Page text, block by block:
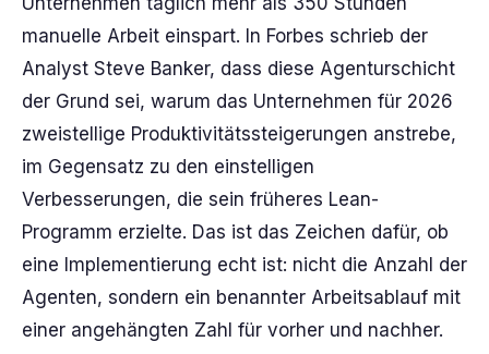
manuelle Arbeit einspart. In Forbes schrieb der
Analyst Steve Banker, dass diese Agenturschicht
der Grund sei, warum das Unternehmen für 2026
zweistellige Produktivitätssteigerungen anstrebe,
im Gegensatz zu den einstelligen
Verbesserungen, die sein früheres Lean-
Programm erzielte. Das ist das Zeichen dafür, ob
eine Implementierung echt ist: nicht die Anzahl der
Agenten, sondern ein benannter Arbeitsablauf mit
einer angehängten Zahl für vorher und nachher.